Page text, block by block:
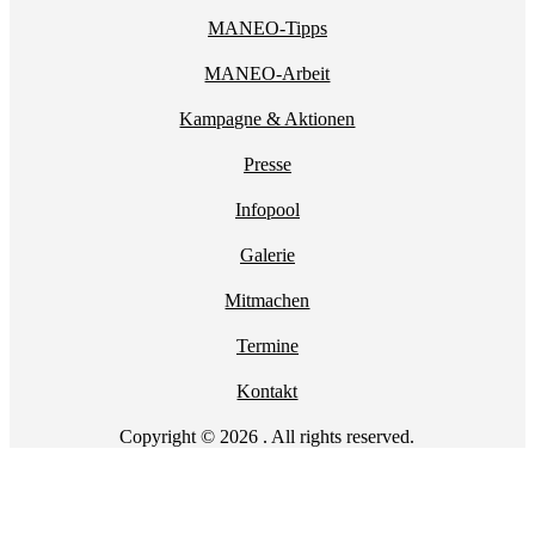
MANEO-Tipps
MANEO-Arbeit
Kampagne & Aktionen
Presse
Infopool
Galerie
Mitmachen
Termine
Kontakt
Copyright © 2026 . All rights reserved.